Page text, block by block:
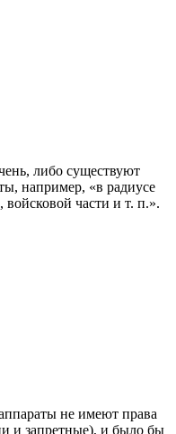
либо существуют
например, «в радиусе
части и т. п.».
не имеют права
и запретные), и было бы